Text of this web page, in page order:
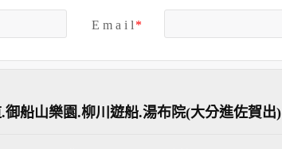
E m a i l
御船山樂園.柳川遊船.湯布院(大分進佐賀出)